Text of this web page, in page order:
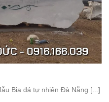
Bia đá tự nhiên Đà Nẵng [...]